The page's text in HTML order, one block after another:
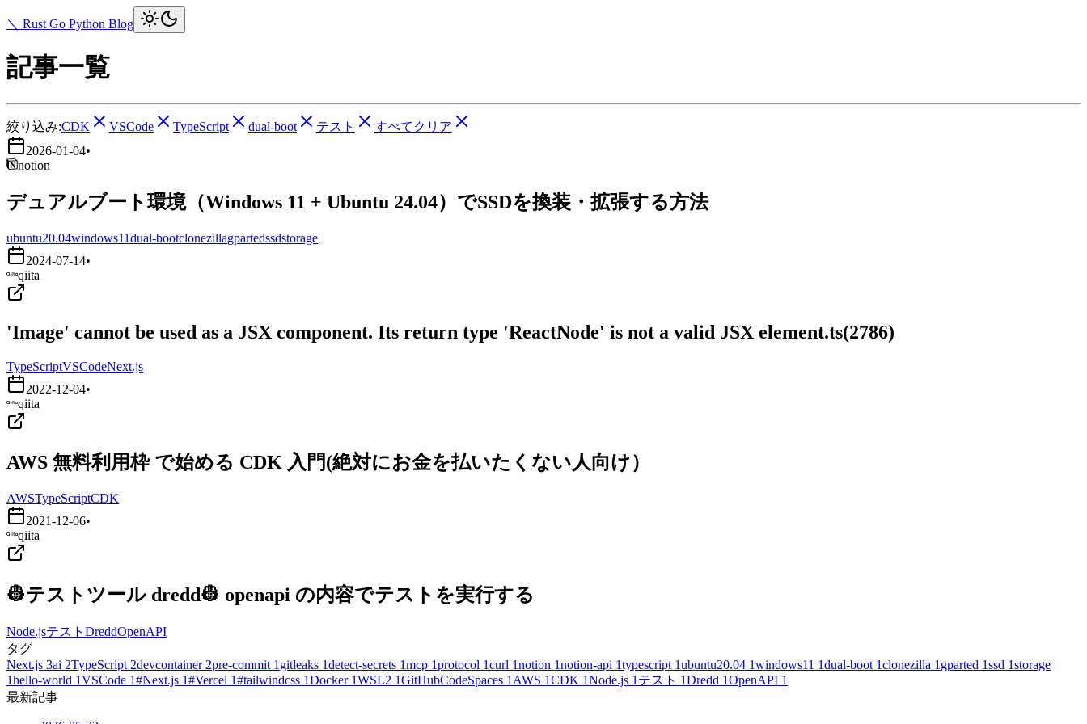
＼ Rust Go Python Blog
記事一覧
絞り込み:CDK VSCode TypeScript dual-boot テスト
すべてクリア
2026-01-04•
notion
デュアルブート環境（Windows 11 + Ubuntu 24.04）でSSDを換装・拡張する方法
ubuntu20.04windows11dual-bootclonezillagpartedssdstorage
2024-07-14•
qiita
'Image' cannot be used as a JSX component. Its return type 'ReactNode' is not a valid JSX element.ts(2786)
TypeScriptVSCodeNext.js
2022-12-04•
qiita
AWS 無料利用枠 で始める CDK 入門(絶対にお金を払いたくない人向け）
AWSTypeScriptCDK
2021-12-06•
qiita
👷テストツール dredd👷 openapi の内容でテストを実行する
Node.jsテスト DreddOpenAPI
タグ
Next.js 3ai 2TypeScript 2devcontainer 2pre-commit 1 gitleaks 1detect-secrets 1mcp 1protocol 1curl 1notion 1notion-api 1typescript 1ubuntu20.04 1windows11 1dual-boot 1clonezilla 1 gparted 1ssd 1storage
1hello-world 1VSCode 1#Next.js 1#Vercel 1#tailwindcss 1Docker 1WSL2 1GitHubCodeSpaces 1 AWS 1CDK 1Node.js 1 テスト 1Dredd 1OpenAPI 1
最新記事